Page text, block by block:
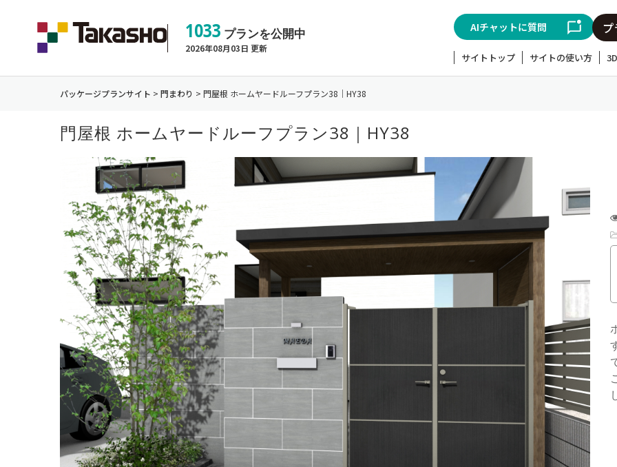
1033 プランを公開中
2026年08月03日 更新
AIチャットに質問
サイトトップ サイトの使い方
パッケージプランサイト > 門まわり > 門屋根 ホームヤードルーフプラン38｜HY38
門屋根 ホームヤードルーフプラン38｜HY38